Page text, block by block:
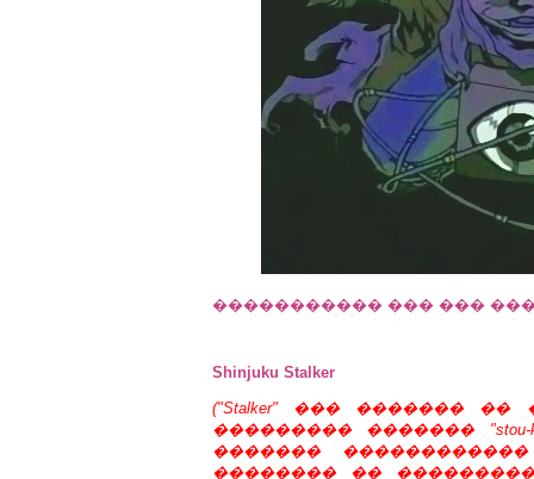
����������� ��� ���
Shinjuku Stalker
("Stalker" ��� �������
��������� �������
�������
�������� ��